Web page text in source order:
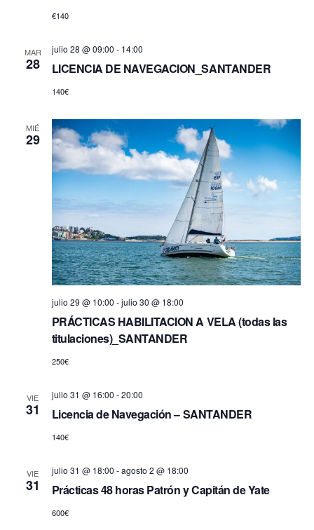
v
n
o
s
€140
MAR
28
julio 28 @ 09:00 - 14:00
LICENCIA DE NAVEGACION_SANTANDER
140€
MIÉ
29
julio 29 @ 10:00 -julio 30 @ 18:00
PRÁCTICAS HABILITACION A VELA (todas las
titulaciones)_SANTANDER
250€
VIE
31
julio 31 @ 16:00 -20:00
Licencia de Navegación – SANTANDER
140€
VIE
31
julio 31 @ 18:00 -agosto 2 @ 18:00
Prácticas 48 horas Patrón y Capitán de Yate
600€